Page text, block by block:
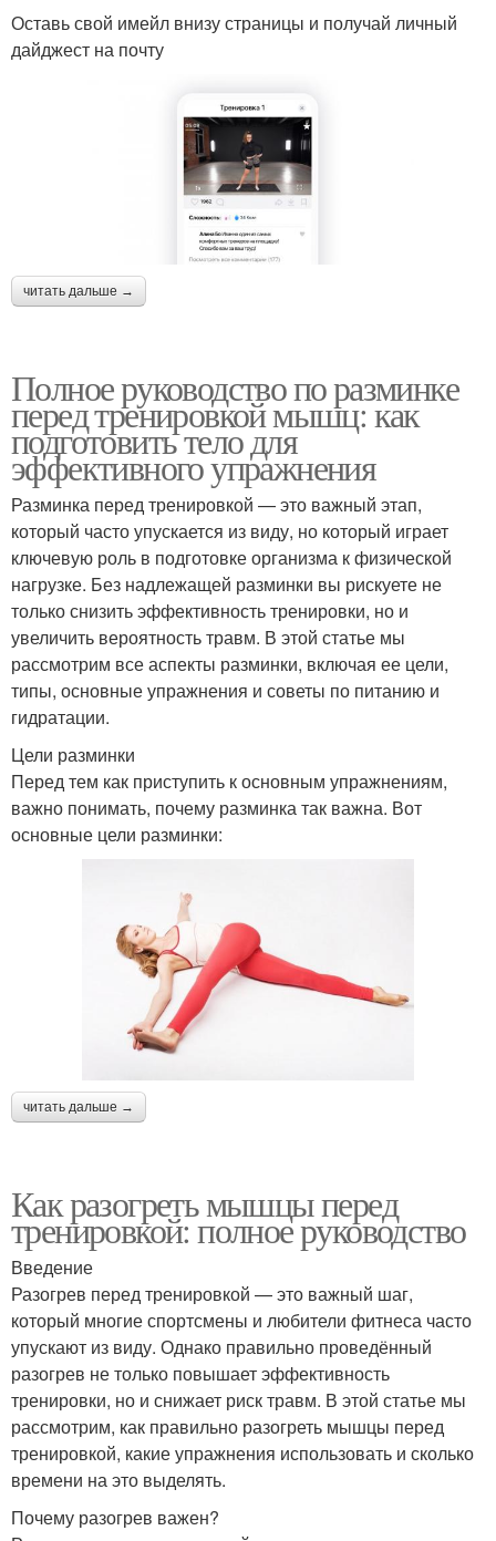
Оставь свой имейл внизу страницы и получай личный
дайджест на почту
читать дальше →
Полное руководство по разминке
перед тренировкой мышц: как
подготовить тело для
эффективного упражнения
Разминка перед тренировкой — это важный этап,
который часто упускается из виду, но который играет
ключевую роль в подготовке организма к физической
нагрузке. Без надлежащей разминки вы рискуете не
только снизить эффективность тренировки, но и
увеличить вероятность травм. В этой статье мы
рассмотрим все аспекты разминки, включая ее цели,
типы, основные упражнения и советы по питанию и
гидратации.
Цели разминки
Перед тем как приступить к основным упражнениям,
важно понимать, почему разминка так важна. Вот
основные цели разминки:
читать дальше →
Как разогреть мышцы перед
тренировкой: полное руководство
Введение
Разогрев перед тренировкой — это важный шаг,
который многие спортсмены и любители фитнеса часто
упускают из виду. Однако правильно проведённый
разогрев не только повышает эффективность
тренировки, но и снижает риск травм. В этой статье мы
рассмотрим, как правильно разогреть мышцы перед
тренировкой, какие упражнения использовать и сколько
времени на это выделять.
Почему разогрев важен?